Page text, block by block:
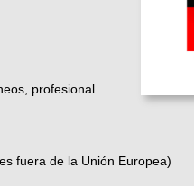
profesional
fuera de la Unión Europea)